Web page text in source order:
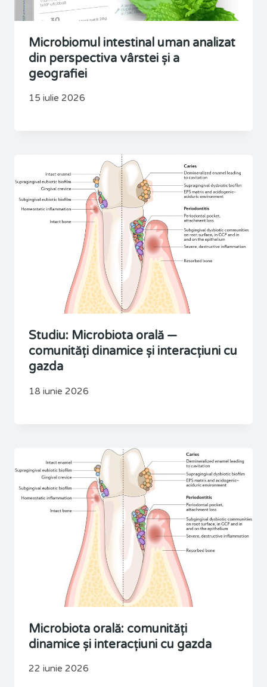
Microbiomul intestinal uman analizat
din perspectiva vârstei și a
geografiei
15 iulie 2026
Studiu: Microbiota orală —
comunități dinamice și interacțiuni cu
gazda
18 iunie 2026
Microbiota orală: comunități
dinamice și interacțiuni cu gazda
22 iunie 2026